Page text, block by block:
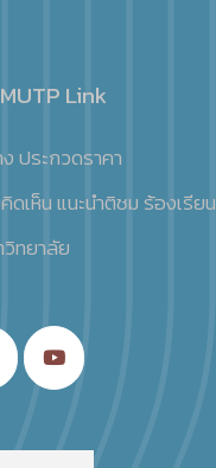
Link
ประกวดราคา
เห็น แนะนำติชม ร้องเรียน
วิทยาลัย